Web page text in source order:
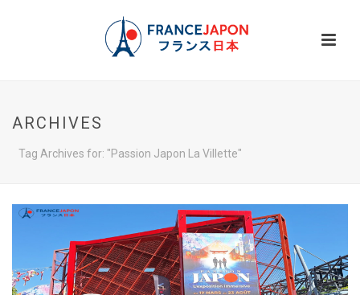
ARCHIVES
Tag Archives for: "Passion Japon La Villette"